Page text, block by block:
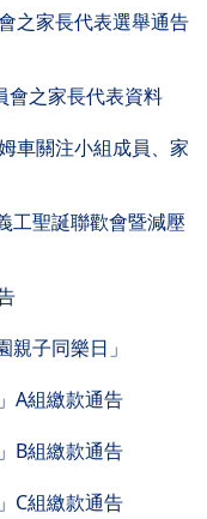
之家長代表選舉通告
會之家長代表資料
車關注小組成員、家
工聖誕聯歡會暨減壓
子同樂日」
A組繳款通告
B組繳款通告
C組繳款通告